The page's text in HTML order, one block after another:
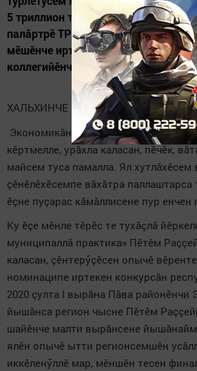
5 триллион тенке çитересси,
палăртрӗ ТР Президенчӗ
мӗшӗнче иртнӗ ТР Экономика
коллегийӗнче
ХАЛЬХИНЧЕ ЭЛШЕЛ МАЛТА!
Экономикăна аталантарма кашни
кӗртмелле, урăхла каласан, пӗчӗк,
майсем туса памалла. Ял хутлăхӗсем
çӗнӗлӗхӗсемпе вăхăтра паллаштарса
ӗçне пуçарас кăмăллисене пур енчен
Ку ӗçе мӗнле тӗрӗс те тухăçлă
муниципаллă практика» Пӗтӗм
каласан, çӗнтерӳçӗсен опычӗ
номинаципе иртекен конкурсăн
2020 çулта I вырăна Пăва районӗнчи
йышăнса регион чысне Пӗтӗм
шайӗнче малти вырăнсене
ялӗн опычӗ ытти регионсемшӗн
иккӗленӳллӗ мар, мӗншӗн тесен